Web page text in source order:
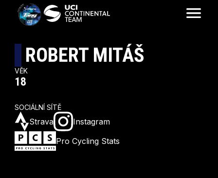
ROBERT MITÁŠ
VĚK
18
SOCIÁLNÍ SÍTĚ
Strava Instagram
Pro Cycling Stats